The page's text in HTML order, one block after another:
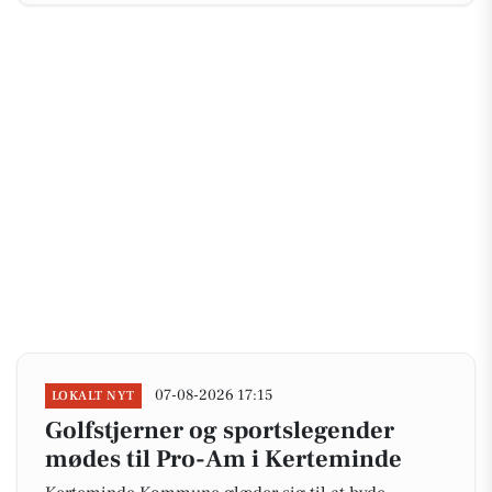
LOKALT NYT 07-08-2026 17:15
Golfstjerner og sportslegender
mødes til Pro-Am i Kerteminde